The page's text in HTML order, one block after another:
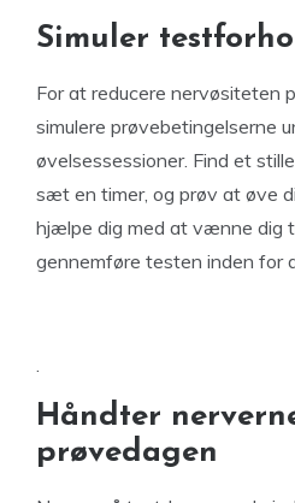
Simuler
For at reducere nervøsiteten
simulere prøvebetingelserne
øvelsessessioner. Find et
sæt en timer, og prøv at øve
hjælpe dig med at vænne dig
gennemføre testen inden for
.
Håndter
prøvedagen